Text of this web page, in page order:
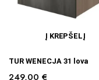
Į KREPŠELĮ
TUR WENECJA 31 lova
249,00 €